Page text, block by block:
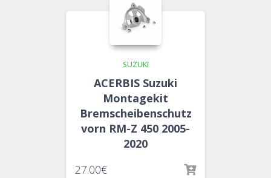
SUZUKI
ACERBIS Suzuki
Montagekit
Bremscheibenschutz
vorn RM-Z 450 2005-
2020
27.00€